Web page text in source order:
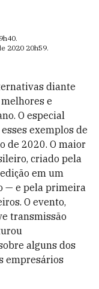
.
2020 20h59.
diante
e
O especial
esses exemplos de
de 2020. O maior
criado pela
em um
— e pela primeira
O evento,
transmissão
alguns dos
empresários